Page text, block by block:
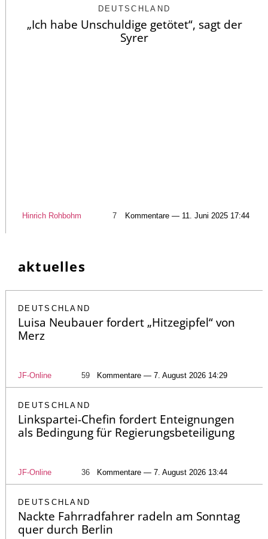
DEUTSCHLAND
„Ich habe Unschuldige getötet“, sagt der
Syrer
Hinrich Rohbohm 7 Kommentare — 11. Juni 2025 17:44
aktuelles
DEUTSCHLAND
Luisa Neubauer fordert „Hitzegipfel“ von
Merz
JF-Online 59 Kommentare — 7. August 2026 14:29
DEUTSCHLAND
Linkspartei-Chefin fordert Enteignungen
als Bedingung für Regierungsbeteiligung
JF-Online 36 Kommentare — 7. August 2026 13:44
DEUTSCHLAND
Nackte Fahrradfahrer radeln am Sonntag
quer durch Berlin